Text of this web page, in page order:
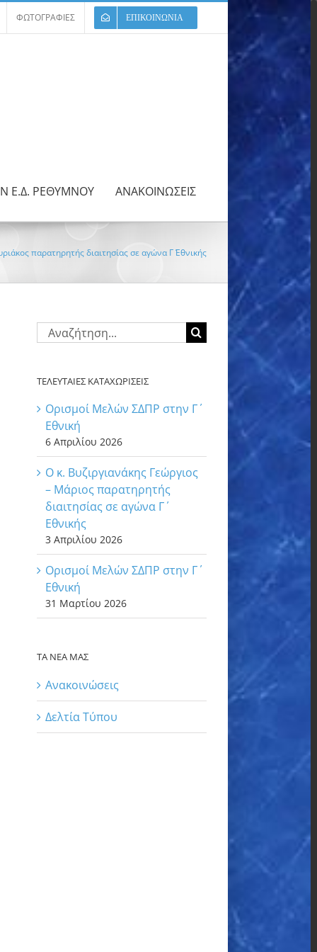
ΦΩΤΟΓΡΑΦΙΕΣ ΕΠΙΚΟΙΝΩΝΙΑ
Ε.Δ. ΡΕΘΥΜΝΟΥ ΑΝΑΚΟΙΝΩΣΕΙΣ
παρατηρητής διαιτησίας σε αγώνα Γ΄ Εθνικής
Αναζήτηση
για:
ΤΕΛΕΥΤΑΙΕΣ ΚΑΤΑΧΩΡΙΣΕΙΣ
Ορισμοί Μελών ΣΔΠΡ στην Γ΄
Εθνική
6 Απριλίου 2026
Ο κ. Βυζιργιανάκης Γεώργιος
– Μάριος παρατηρητής
διαιτησίας σε αγώνα Γ΄
Εθνικής
3 Απριλίου 2026
Ορισμοί Μελών ΣΔΠΡ στην Γ΄
Εθνική
31 Μαρτίου 2026
ΤΑ ΝΕΑ ΜΑΣ
Ανακοινώσεις
Δελτία Τύπου